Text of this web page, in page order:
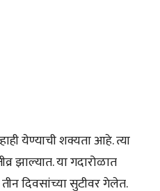
येण्याची शक्यता आहे. त्या
झाल्यात. या गदारोळात
दिवसांच्या सुटीवर गेलेत.